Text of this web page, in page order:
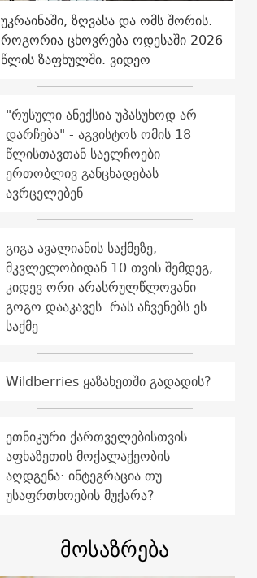
უკრაინაში, ზღვასა და ომს შორის:
როგორია ცხოვრება ოდესაში 2026
წლის ზაფხულში. ვიდეო
"რუსული ანექსია უპასუხოდ არ
დარჩება" - აგვისტოს ომის 18
წლისთავთან საელჩოები
ერთობლივ განცხადებას
ავრცელებენ
გიგა ავალიანის საქმეზე,
მკვლელობიდან 10 თვის შემდეგ,
კიდევ ორი არასრულწლოვანი
გოგო დააკავეს. რას აჩვენებს ეს
საქმე
Wildberries ყაზახეთში გადადის?
ეთნიკური ქართველებისთვის
აფხაზეთის მოქალაქეობის
აღდგენა: ინტეგრაცია თუ
უსაფრთხოების მუქარა?
მოსაზრება